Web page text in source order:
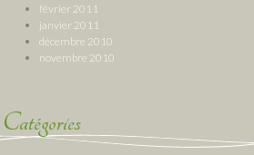
février 2011
janvier 2011
décembre 2010
novembre 2010
Catégories